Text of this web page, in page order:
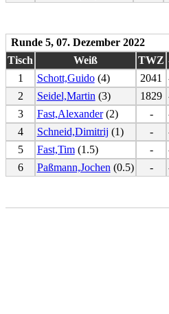
Runde 5, 07. Dezember 2022
Tisch
Weiß TWZ
1
Schott,Guido(4) 2041
2
Seidel,Martin (3) 1829
3
Fast,Alexander(2) -
4
Schneid,Dimitrij (1) -
5
Fast,Tim(1.5) -
6
Paßmann,Jochen (0.5) -